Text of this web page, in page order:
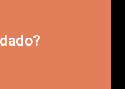
e vendas.